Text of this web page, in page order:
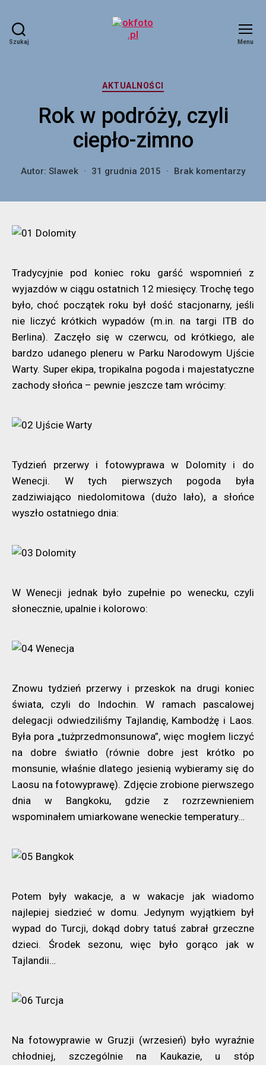
Szukaj Menu
Kategorie
AKTUALNOŚCI
Rok w podróży, czyli
ciepło-zimno
Autor: Slawek 31 grudnia 2015 Brak komentarzydo
Tradycyjnie pod koniec roku garść wspomnień z
wyjazdów w ciągu ostatnich 12 miesięcy. Trochę tego
było, choć początek roku był dość stacjonarny, jeśli
nie liczyć krótkich wypadów (m.in. na targi ITB do
Berlina). Zaczęło się w czerwcu, od krótkiego, ale
bardzo udanego pleneru w Parku Narodowym Ujście
Warty. Super ekipa, tropikalna pogoda i majestatyczne
zachody słońca – pewnie jeszcze tam wrócimy:
Tydzień przerwy i fotowyprawa w Dolomity i do
Wenecji. W tych pierwszych pogoda była
zadziwiająco niedolomitowa (dużo lało), a słońce
wyszło ostatniego dnia:
W Wenecji jednak było zupełnie po wenecku, czyli
słonecznie, upalnie i kolorowo:
Znowu tydzień przerwy i przeskok na drugi koniec
świata, czyli do Indochin. W ramach pascalowej
delegacji odwiedziliśmy Tajlandię, Kambodżę i Laos.
Była pora „tużprzedmonsunowa”, więc mogłem liczyć
na dobre światło (równie dobre jest krótko po
monsunie, właśnie dlatego jesienią wybieramy się do
Laosu na fotowyprawę). Zdjęcie zrobione pierwszego
dnia w Bangkoku, gdzie z rozrzewnieniem
wspominałem umiarkowane weneckie temperatury…
Potem były wakacje, a w wakacje jak wiadomo
najlepiej siedzieć w domu. Jedynym wyjątkiem był
wypad do Turcji, dokąd dobry tatuś zabrał grzeczne
dzieci. Środek sezonu, więc było gorąco jak w
Tajlandii…
Na fotowyprawie w Gruzji (wrzesień) było wyraźnie
chłodniej, szczególnie na Kaukazie, u stóp